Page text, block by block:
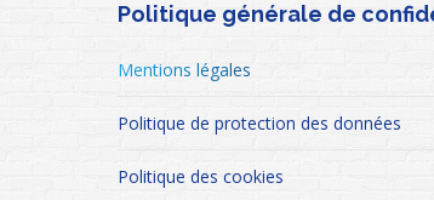
Politique générale de
Mentions légales
Politique de protection des données
Politique des cookies